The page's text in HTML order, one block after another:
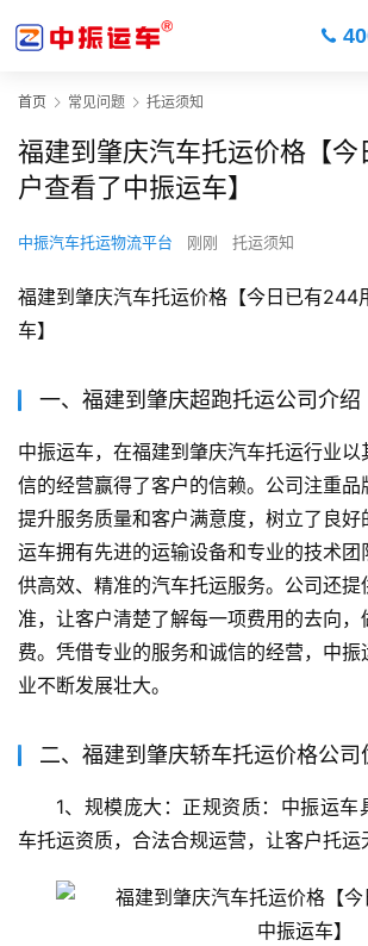
首页 常见问题 托运须知
福建到肇庆汽车托运价格【
户查看了中振运车】
中振汽车托运物流平台 刚刚 托运须知
福建到肇庆汽车托运价格【今日已有244
车】
一、福建到肇庆超跑托运公司介绍
中振运车，在福建到肇庆汽车托运行业
信的经营赢得了客户的信赖。公司注重
提升服务质量和客户满意度，树立了良
运车拥有先进的运输设备和专业的技术团
供高效、精准的汽车托运服务。公司还提
准，让客户清楚了解每一项费用的去向，
费。凭借专业的服务和诚信的经营，中
业不断发展壮大。
二、福建到肇庆轿车托运价格公司
1、规模庞大：正规资质：中振运车
车托运资质，合法合规运营，让客户托运